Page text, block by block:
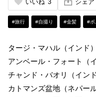
いいね 3 シェア
#旅行 #自撮り #金髪 #ポ
タージ・マハル（インド）
アンベール・フォート（イ
チャンド・バオリ（インド
カトマンズ盆地（ネパール